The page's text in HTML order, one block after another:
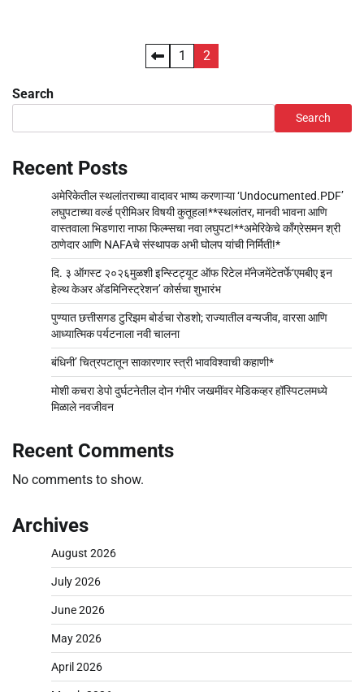
pagination
1 2
Search
Search
Recent Posts
अमेरिकेतील स्थलांतराच्या वादावर भाष्य करणाऱ्या ‘Undocumented.PDF’
लघुपटाच्या वर्ल्ड प्रीमिअर विषयी कुतूहल!**स्थलांतर, मानवी भावना आणि
वास्तवाला भिडणारा नाफा फिल्म्सचा नवा लघुपट!**अमेरिकेचे काँग्रेसमन श्री
ठाणेदार आणि NAFAचे संस्थापक अभी घोलप यांची निर्मिती!*
दि. ३ ऑगस्ट २०२६मुळशी इन्स्टिट्यूट ऑफ रिटेल मॅनेजमेंटेतर्फे‘एमबीए इन
हेल्थ केअर अ‍ॅडमिनिस्ट्रेशन’ कोर्सचा शुभारंभ
पुण्यात छत्तीसगड टुरिझम बोर्डचा रोडशो; राज्यातील वन्यजीव, वारसा आणि
आध्यात्मिक पर्यटनाला नवी चालना
बंधिनी’ चित्रपटातून साकारणार स्त्री भावविश्वाची कहाणी*
मोशी कचरा डेपो दुर्घटनेतील दोन गंभीर जखमींवर मेडिकव्हर हॉस्पिटलमध्ये
मिळाले नवजीवन
Recent Comments
No comments to show.
Archives
August 2026
July 2026
June 2026
May 2026
April 2026